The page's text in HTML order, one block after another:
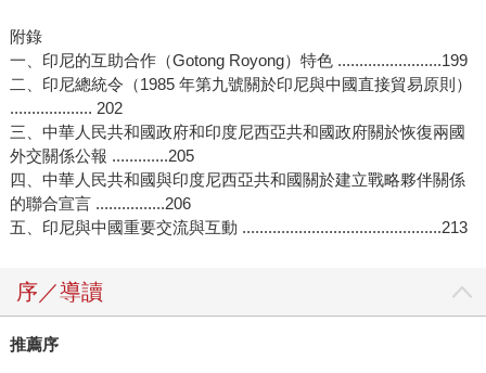
附錄
一、印尼的互助合作（Gotong Royong）特色 ........................199
二、印尼總統令（1985 年第九號關於印尼與中國直接貿易原則）
................... 202
三、中華人民共和國政府和印度尼西亞共和國政府關於恢復兩國
外交關係公報 .............205
四、中華人民共和國與印度尼西亞共和國關於建立戰略夥伴關係
的聯合宣言 ................206
五、印尼與中國重要交流與互動 ..............................................213
序／導讀
推薦序